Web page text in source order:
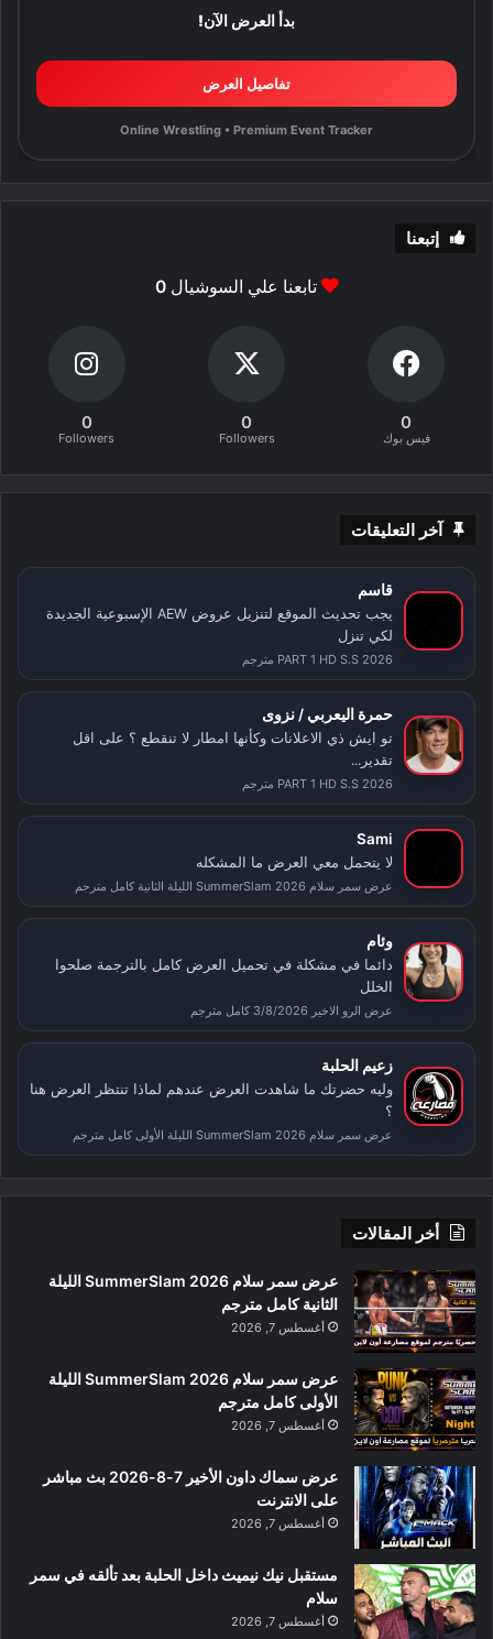
بدأ العرض الآن!
تفاصيل العرض
Online Wrestling • Premium Event Tracker
إتبعنا
تابعنا علي السوشيال0
0
فيس بوك
0
Followers
0
Followers
آخر التعليقات
قاسم
يجب تحديث الموقع لتنزيل عروض AEW الإسبوعية الجديدة
لكي تنزل
PART 1 HD S.S 2026 مترجم
حمرة اليعربي / نزوى
تو ايش ذي الاعلانات وكأنها امطار لا تنقطع ؟ على اقل
تقدير...
PART 1 HD S.S 2026 مترجم
Sami
لا يتحمل معي العرض ما المشكله
عرض سمر سلام SummerSlam 2026 الليلة الثانية كامل مترجم
وئام
دائما في مشكلة في تحميل العرض كامل بالترجمة صلحوا
الخلل
عرض الرو الاخير 3/8/2026 كامل مترجم
زعيم الحلبة
وليه حضرتك ما شاهدت العرض عندهم لماذا تنتظر العرض هنا
؟
عرض سمر سلام SummerSlam 2026 الليلة الأولى كامل مترجم
أخر المقالات
عرض سمر سلام SummerSlam 2026 الليلة
الثانية كامل مترجم
أغسطس 7, 2026
عرض سمر سلام SummerSlam 2026 الليلة
الأولى كامل مترجم
أغسطس 7, 2026
عرض سماك داون الأخير 7-8-2026 بث مباشر
على الانترنت
أغسطس 7, 2026
مستقبل نيك نيميث داخل الحلبة بعد تألقه في سمر
سلام
أغسطس 7, 2026